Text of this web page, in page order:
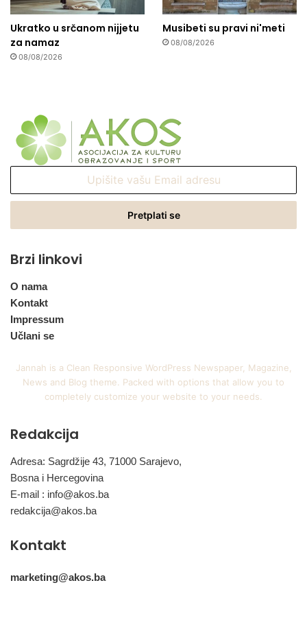
Ukratko u srčanom nijjetu
za namaz
08/08/2026
Musibeti su pravi ni'meti
08/08/2026
Email
Brzi linkovi
O nama
Kontakt
Impressum
Učlani se
Jannah is a Clean Responsive WordPress Newspaper, Magazine,
News and Blog theme. Packed with options that allow you to
completely customize your website to your needs.
Redakcija
Adresa: Sagrdžije 43, 71000 Sarajevo,
Bosna i Hercegovina
E-mail : info@akos.ba
redakcija@akos.ba
Kontakt
marketing@akos.ba